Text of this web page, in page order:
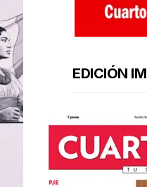
EDICIÓN